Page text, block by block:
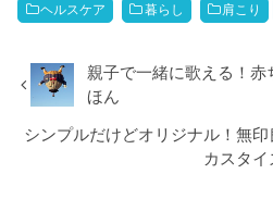
ヘルスケア 暮らし 肩こり
親子で一緒に歌える！赤
ほん
シンプルだけどオリジナル！無
カスタ